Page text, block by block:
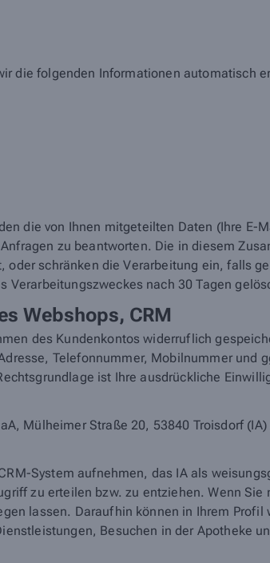
die folgenden Informationen automatisch
die von Ihnen mitgeteilten Daten (Ihre E-
zu beantworten. Die in diesem
schränken die Verarbeitung ein, falls
nach 30 Tagen
Webshops, CRM
des Kundenkontos widerruflich
Telefonnummer, Mobilnummer und
ist Ihre ausdrückliche
Mülheimer Straße 20, 53840 Troisdorf
System aufnehmen, das IA als
zu erteilen bzw. zu entziehen. Wenn Sie
lassen. Daraufhin können in Ihrem
Besuchen in der Apotheke